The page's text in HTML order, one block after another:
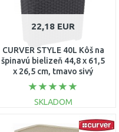
22,18 EUR
CURVER STYLE 40L Kôš na
špinavú bielizeň 44,8 x 61,5
x 26,5 cm, tmavo sivý
00709-308
SKLADOM
DO KOŠÍKA